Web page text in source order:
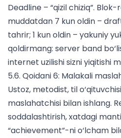
Deadline – “qizil chiziq”.
muddatdan 7 kun oldin –
tahrir; 1 kun oldin – yakuniy
qoldirmang: server band
internet uzilishi sizni yiqitishi
5.6. Qoidani 6: Malakali
Ustoz, metodist, til
maslahatchisi bilan ishlang.
soddalashtirish, xatdagi
“achievement”-ni o‘lcham